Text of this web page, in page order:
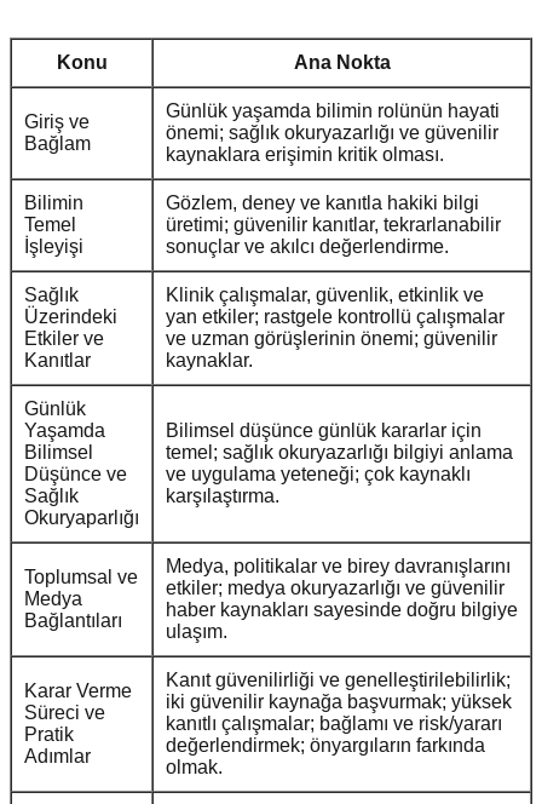
Konu Ana Nokta
Giriş ve
Bağlam
Günlük yaşamda bilimin rolünün hayati
önemi; sağlık okuryazarlığı ve güvenilir
kaynaklara erişimin kritik olması.
Bilimin
Temel
İşleyişi
Gözlem, deney ve kanıtla hakiki bilgi
üretimi; güvenilir kanıtlar, tekrarlanabilir
sonuçlar ve akılcı değerlendirme.
Sağlık
Üzerindeki
Etkiler ve
Kanıtlar
Klinik çalışmalar, güvenlik, etkinlik ve
yan etkiler; rastgele kontrollü çalışmalar
ve uzman görüşlerinin önemi; güvenilir
kaynaklar.
Günlük
Yaşamda
Bilimsel
Düşünce ve
Sağlık
Okuryaparlığı
Bilimsel düşünce günlük kararlar için
temel; sağlık okuryazarlığı bilgiyi anlama
ve uygulama yeteneği; çok kaynaklı
karşılaştırma.
Toplumsal ve
Medya
Bağlantıları
Medya, politikalar ve birey davranışlarını
etkiler; medya okuryazarlığı ve güvenilir
haber kaynakları sayesinde doğru bilgiye
ulaşım.
Karar Verme
Süreci ve
Pratik
Adımlar
Kanıt güvenilirliği ve genelleştirilebilirlik;
iki güvenilir kaynağa başvurmak; yüksek
kanıtlı çalışmalar; bağlamı ve risk/yararı
değerlendirmek; önyargıların farkında
olmak.